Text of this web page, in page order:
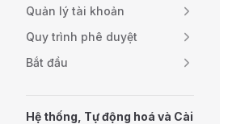
Quản lý tài khoản
Quy trình phê duyệt
Bắt đầu
Hệ thống, Tự động hoá và Cài